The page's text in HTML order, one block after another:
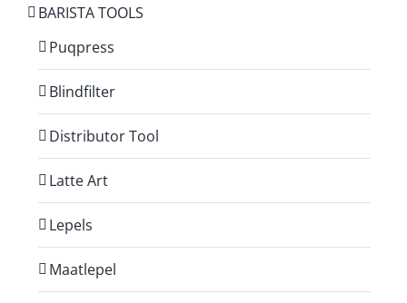
BARISTA TOOLS
Puqpress
Blindfilter
Distributor Tool
Latte Art
Lepels
Maatlepel